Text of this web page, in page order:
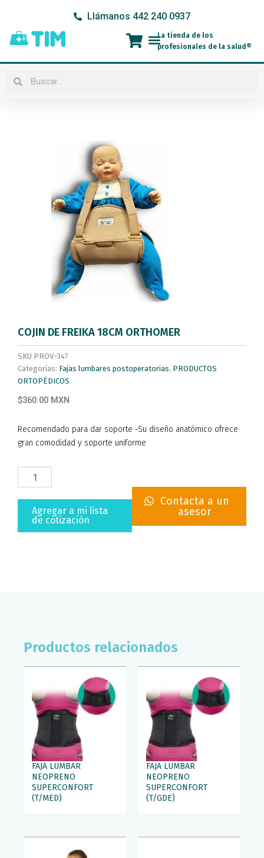
contenido
Llámanos 442 240 0937
Menú
La tienda de los
profesionales de la salud®
Buscar
COJIN DE FREIKA 18CM ORTHOMER
SKU PROV-347
Categorías: Fajas lumbares postoperatorias, PRODUCTOS
ORTOPÉDICOS
$360.00 MXN
Recomendado para dar soporte -Su diseño anatómico ofrece
gran comodidad y soporte uniforme
COJIN
ORTHOMER
Agregar a mi lista
de cotización
Contacta a un
asesor
Productos relacionados
FAJA LUMBAR
NEOPRENO
SUPERCONFORT
(T/MED)
FAJA LUMBAR
NEOPRENO
SUPERCONFORT
(T/GDE)